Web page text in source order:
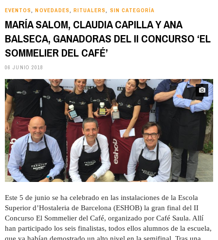
EVENTOS NOVEDADES RITUALERS SIN CATEGORÍA
MARÍA SALOM, CLAUDIA CAPILLA Y ANA
BALSECA, GANADORAS DEL II CONCURSO ‘EL
SOMMELIER DEL CAFÉ’
06 JUNIO 2018
Este 5 de junio se ha celebrado en las instalaciones de la Escola
Superior d’Hostaleria de Barcelona (ESHOB) la gran final del II
Concurso El Sommelier del Café, organizado por Café Saula. Allí
han participado los seis finalistas, todos ellos alumnos de la escuela,